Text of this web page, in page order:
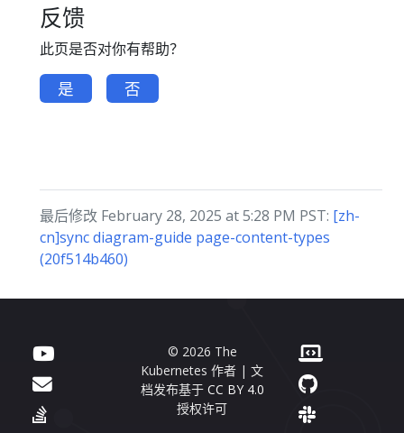
反馈
此页是否对你有帮助？
是 否
最后修改 February 28, 2025 at 5:28 PM PST: [zh-
cn]sync diagram-guide page-content-types
(20f514b460)
© 2026 The
Kubernetes 作者 | 文
档发布基于 CC BY 4.0
授权许可